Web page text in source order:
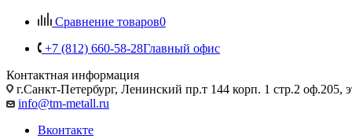
Сравнение товаров0
+7 (812) 660-58-28Главный офис
Контактная информация
г.Санкт-Петербург, Ленинский пр.т 144 корп. 1 стр.2 оф.205,
info@tm-metall.ru
Вконтакте